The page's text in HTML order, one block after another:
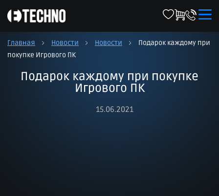
Главная Новости Новости
Подарок каждому при
покупке Игрового ПК
Подарок каждому при покупке
Игрового ПК
15.06.2021